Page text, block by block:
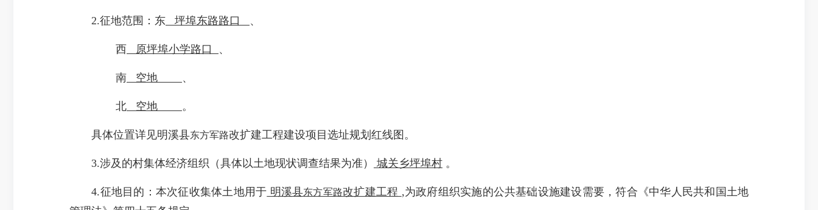
2.征地范围：东 坪埠东路路口 、
西 原坪埠小学路口 、
南 空地 、
北 空地 。
具体位置详见明溪县东方军路改扩建工程建设项目选址规划红线图。
3.涉及的村集体经济组织（具体以土地现状调查结果为准） 城关乡坪埠村 。
4.征地目的：本次征收集体土地用于 明溪县东方军路改扩建工程 ,为政府组织实施的公共基础设施建设需要，符合《中华人民共和国土地